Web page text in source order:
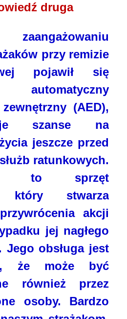
druga
przy remizie
pojawił się
automatyczny
(AED),
szanse na
jeszcze przed
ratunkowych.
to sprzęt
który stwarza
akcji
jej nagłego
Jego obsługa jest
że może być
również przez
osoby. Bardzo